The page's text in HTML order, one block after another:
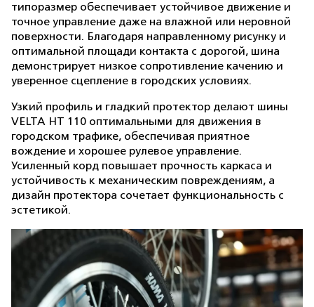
типоразмер обеспечивает устойчивое движение и
точное управление даже на влажной или неровной
поверхности. Благодаря направленному рисунку и
оптимальной площади контакта с дорогой, шина
демонстрирует низкое сопротивление качению и
уверенное сцепление в городских условиях.
Узкий профиль и гладкий протектор делают шины
VELTA HT 110 оптимальными для движения в
городском трафике, обеспечивая приятное
вождение и хорошее рулевое управление.
Усиленный корд повышает прочность каркаса и
устойчивость к механическим повреждениям, а
дизайн протектора сочетает функциональность с
эстетикой.